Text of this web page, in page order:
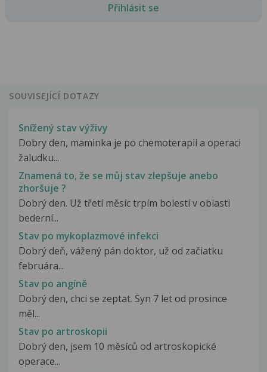
Přihlásit se
SOUVISEJÍCÍ DOTAZY
Snížený stav výživy
Dobry den, maminka je po chemoterapii a operaci
žaludku...
Znamená to, že se můj stav zlepšuje anebo
zhoršuje ?
Dobrý den. Už třetí měsíc trpím bolestí v oblasti
bederní...
Stav po mykoplazmové infekci
Dobrý deň, vážený pán doktor, už od začiatku
februára...
Stav po angíně
Dobrý den, chci se zeptat. Syn 7 let od prosince
měl...
Stav po artroskopii
Dobrý den, jsem 10 měsíců od artroskopické
operace...